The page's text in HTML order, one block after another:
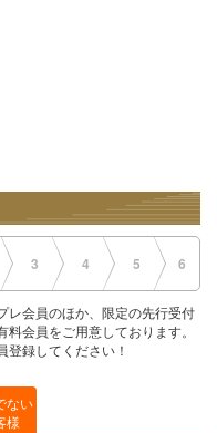
3 4 5 6
レ会員のほか、限定の先行受付
会員をご用意しております。
録してください！
ない
様